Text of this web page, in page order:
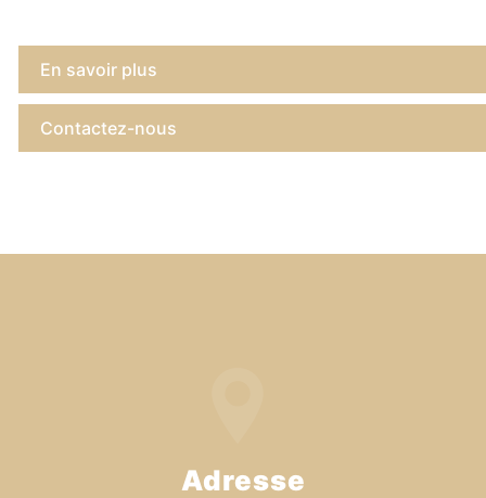
En savoir plus
Contactez-nous
Adresse